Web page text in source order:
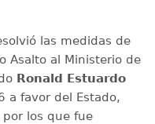
las medidas de
Asalto al Ministerio de
Ronald Estuardo
favor del Estado,
por los que fue